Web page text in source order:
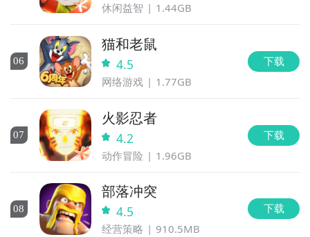
休闲益智 1.44GB
06
猫和老鼠
4.5
网络游戏 1.77GB
下载
07
火影忍者
4.2
动作冒险 1.96GB
下载
08
部落冲突
4.5
经营策略 910.5MB
下载